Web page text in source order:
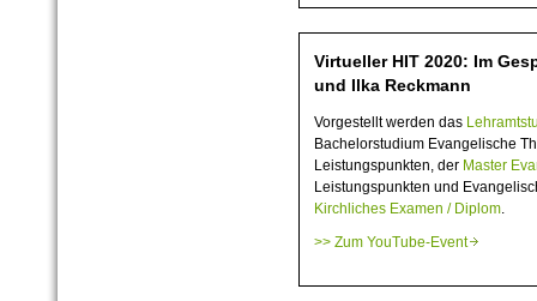
Virtueller HIT 2020: Im
und Ilka Reckmann
Vorgestellt werden das
Bachelorstudium Evangelische
Leistungspunkten, der Master
Leistungspunkten und
Kirchliches Examen / Diplom.
>> Zum YouTube-Event